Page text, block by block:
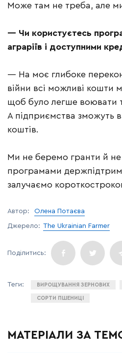
Може там не треба, але
— Чи користуєтесь
аграріїв і доступними
— На моє глибоке
війни всі можливі кошти
щоб було легше воювати
А підприємства зможуть
коштів.
Ми не беремо гранти й
програмами
залучаємо
Автор: Олена Потаєва
Джерело: The Ukrainian Farmer
ВИРОЩУВАННЯ ЗЕРНОВИХ
СОРТИ ПШЕНИЦІ
МАТЕРІАЛИ ЗА